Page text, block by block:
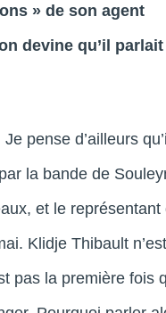
» de son agent
devine qu’il
pense d’ailleurs
la bande de
et le représentant
Klidje Thibault
pas la première fois